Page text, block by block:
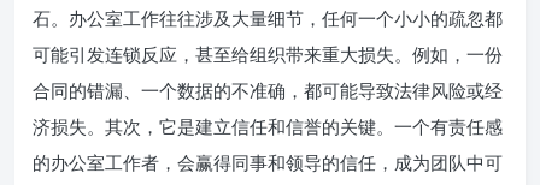
石。办公室工作往往涉及大量细节，任何一个小小的疏忽都
可能引发连锁反应，甚至给组织带来重大损失。例如，一份
合同的错漏、一个数据的不准确，都可能导致法律风险或经
济损失。其次，它是建立信任和信誉的关键。一个有责任感
的办公室工作者，会赢得同事和领导的信任，成为团队中可